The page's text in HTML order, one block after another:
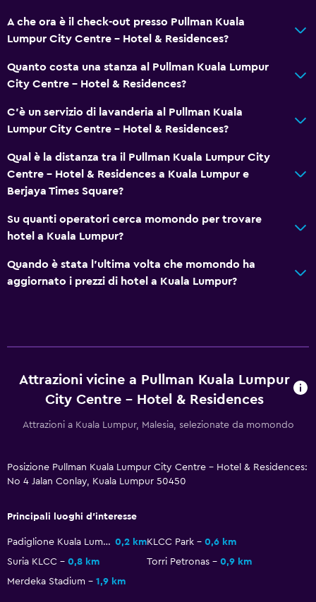
Divano-letto
Ristoranti
Bar/Lounge
Minibar
Ipoallergenico
Area fumatori
Camere non fumatori disponibili
Ascensore
Piscina scoperta
A che ora è il check-out presso Pullman Kuala
Lumpur City Centre - Hotel & Residences?
Quanto costa una stanza al Pullman Kuala Lumpur
City Centre - Hotel & Residences?
C'è un servizio di lavanderia al Pullman Kuala
Lumpur City Centre - Hotel & Residences?
Qual è la distanza tra il Pullman Kuala Lumpur City
Centre - Hotel & Residences a Kuala Lumpur e
Berjaya Times Square?
Su quanti operatori cerca momondo per trovare
hotel a Kuala Lumpur?
Quando è stata l'ultima volta che momondo ha
aggiornato i prezzi di hotel a Kuala Lumpur?
Attrazioni vicine a Pullman Kuala Lumpur
City Centre - Hotel & Residences
Attrazioni a Kuala Lumpur, Malesia, selezionate da momondo
Posizione Pullman Kuala Lumpur City Centre - Hotel & Residences:
No 4 Jalan Conlay, Kuala Lumpur 50450
Principali luoghi d'interesse
Padiglione Kuala Lumpur 0,2 kmKLCC Park
0,6 km
Suria KLCC
0,8 km Torri Petronas
0,9 km
Merdeka Stadium
1,9 km